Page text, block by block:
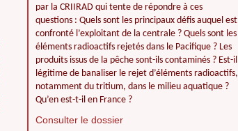
par la CRIIRAD qui tente de répondre à ces
questions : Quels sont les principaux défis auquel est
confronté l’exploitant de la centrale ? Quels sont les
éléments radioactifs rejetés dans le Pacifique ? Les
produits issus de la pêche sont-ils contaminés ? Est-il
légitime de banaliser le rejet d’éléments radioactifs,
notamment du tritium, dans le milieu aquatique ?
Qu’en est-t-il en France ?
Consulter le dossier